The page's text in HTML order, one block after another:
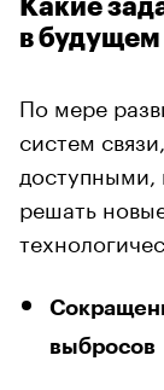
Какие
в будущем
По мере
систем
доступными,
решать
выбросов